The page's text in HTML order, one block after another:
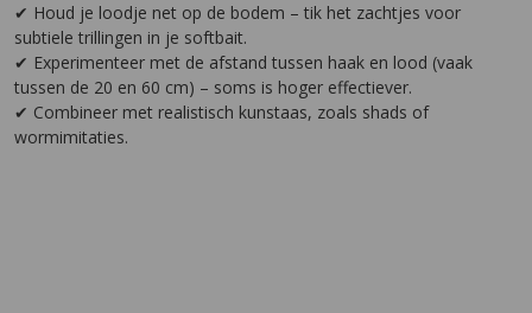
✔ Houd je loodje net op de bodem – tik het zachtjes voor
subtiele trillingen in je softbait.
✔ Experimenteer met de afstand tussen haak en lood (vaak
tussen de 20 en 60 cm) – soms is hoger effectiever.
✔ Combineer met realistisch kunstaas, zoals shads of
wormimitaties.